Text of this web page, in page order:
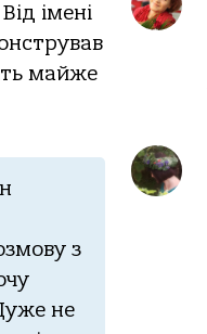
імені
мaйже
з
не